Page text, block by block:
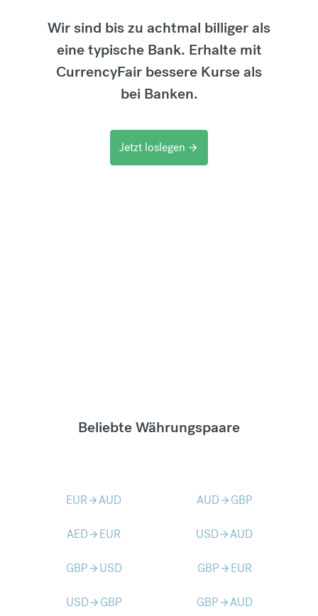
Wir sind bis zu achtmal billiger als
eine typische Bank. Erhalte mit
CurrencyFair bessere Kurse als
bei Banken.
Jetzt loslegen arrow_forward
Beliebte Währungspaare
EURarrow_forwardAUD AUDarrow_forward GBP
AEDarrow_forward EUR USDarrow_forwardAUD
GBParrow_forward USD GBParrow_forward EUR
USDarrow_forward GBP GBParrow_forwardAUD